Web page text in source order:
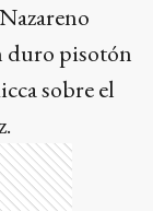
duro pisotón
sobre el